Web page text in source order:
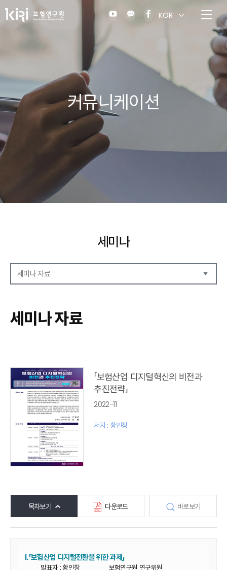
KOR
커뮤니케이션
세미나
세미나 자료
세미나 포토
세미나 자료
「보험산업 디지털혁신의 비전과
추진전략」
2022-11
저자 : 황인창
목차보기 다운로드 바로보기
Ⅰ.「보험산업 디지털전환을 위한 과제」
발표자 : 황인창 보험연구원 연구위원